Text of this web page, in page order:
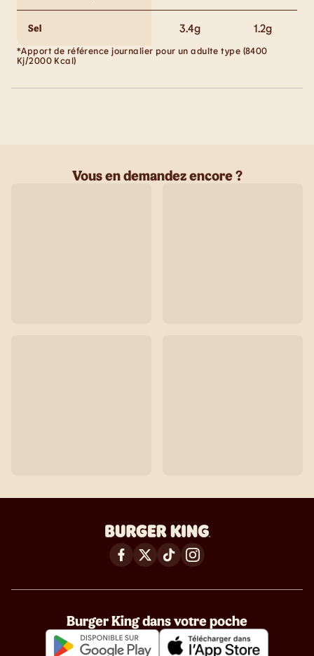
Sel 3.4g 1.2g
*Apport de référence journalier pour un adulte type (8400
Kj/2000 Kcal)
Vous en demandez encore ?
Burger King dans votre poche